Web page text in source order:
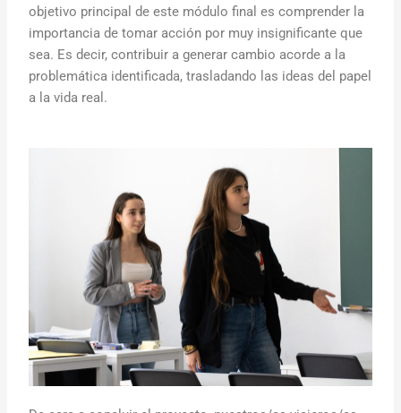
objetivo principal de este módulo final es comprender la
importancia de tomar acción por muy insignificante que
sea. Es decir, contribuir a generar cambio acorde a la
problemática identificada, trasladando las ideas del papel
a la vida real.